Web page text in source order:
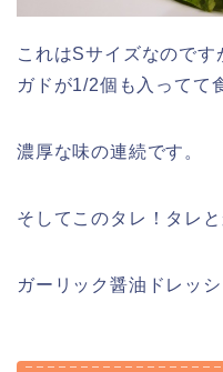
これはSサイズなので
ガドが1/2個も入ってて
濃厚な味の連続です。
そしてこのタレ！タレ
ガーリック醤油ドレッ